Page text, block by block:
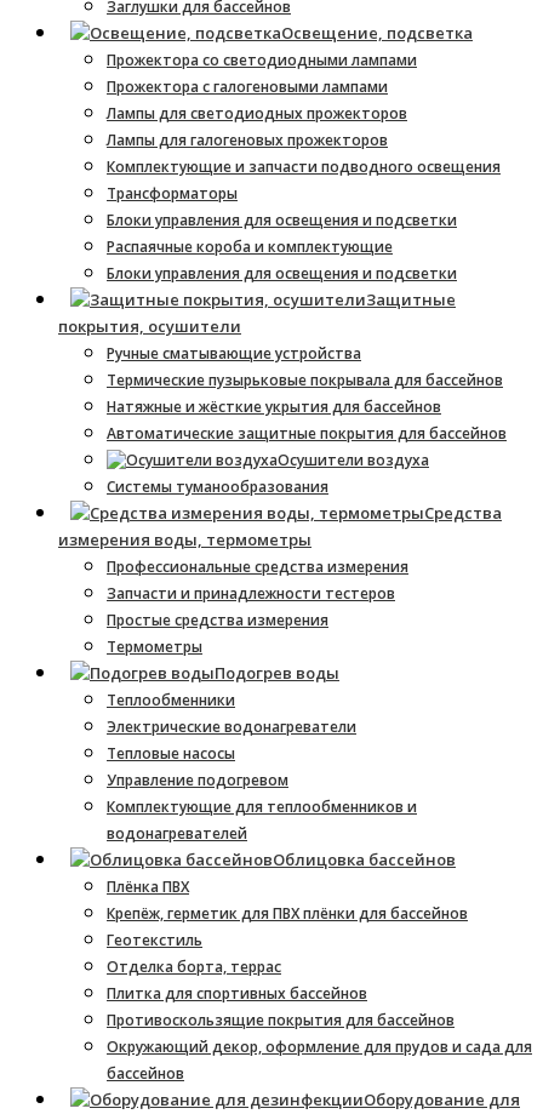
Заглушки для бассейнов
Освещение, подсветка
Прожектора со светодиодными лампами
Прожектора с галогеновыми лампами
Лампы для светодиодных прожекторов
Лампы для галогеновых прожекторов
Комплектующие и запчасти подводного освещения
Трансформаторы
Блоки управления для освещения и подсветки
Распаячные короба и комплектующие
Блоки управления для освещения и подсветки
Защитные
покрытия, осушители
Ручные сматывающие устройства
Термические пузырьковые покрывала для бассейнов
Натяжные и жёсткие укрытия для бассейнов
Автоматические защитные покрытия для бассейнов
Осушители воздуха
Системы туманообразования
Средства
измерения воды, термометры
Профессиональные средства измерения
Запчасти и принадлежности тестеров
Простые средства измерения
Термометры
Подогрев воды
Теплообменники
Электрические водонагреватели
Тепловые насосы
Управление подогревом
Комплектующие для теплообменников и
водонагревателей
Облицовка бассейнов
Плёнка ПВХ
Крепёж, герметик для ПВХ плёнки для бассейнов
Геотекстиль
Отделка борта, террас
Плитка для спортивных бассейнов
Противоскользящие покрытия для бассейнов
Окружающий декор, оформление для прудов и сада для
бассейнов
Оборудование для